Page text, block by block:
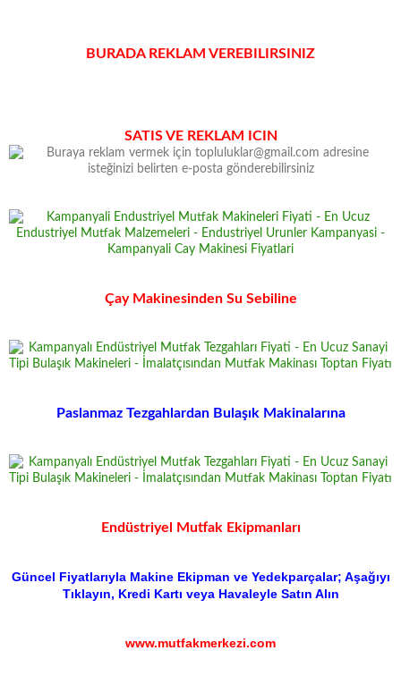
BURADA REKLAM VEREBILIRSINIZ
SATIS VE REKLAM ICIN
Çay Makinesinden Su Sebiline
Paslanmaz Tezgahlardan Bulaşık Makinalarına
Endüstriyel Mutfak Ekipmanları
Güncel Fiyatlarıyla Makine Ekipman ve Yedekparçalar; Aşağıyı
Tıklayın, Kredi Kartı veya Havaleyle Satın Alın
www.mutfakmerkezi.com